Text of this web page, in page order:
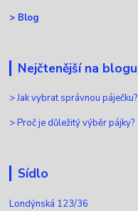
> Blog
Nejčtenější na blogu
>Jak vybrat správnou páječku?
>Proč je důležitý výběr pájky?
Sídlo
Londýnská 123/36